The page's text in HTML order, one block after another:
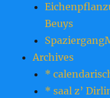
Beuys
Archives
*
* saal z’